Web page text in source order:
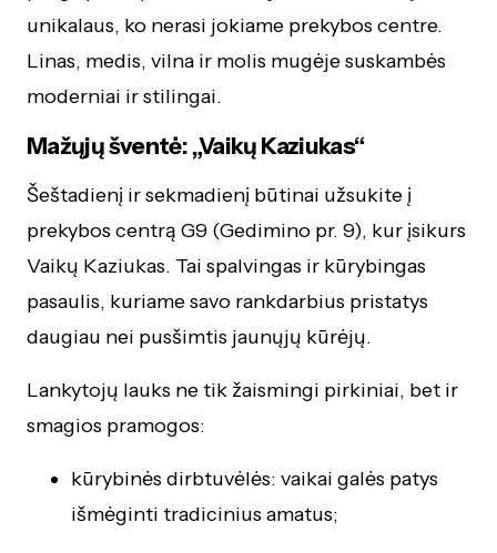
unikalaus, ko nerasi jokiame prekybos centre.
Linas, medis, vilna ir molis mugėje suskambės
moderniai ir stilingai.
Mažųjų šventė: „Vaikų Kaziukas“
Šeštadienį ir sekmadienį būtinai užsukite į
prekybos centrą G9 (Gedimino pr. 9), kur įsikurs
Vaikų Kaziukas. Tai spalvingas ir kūrybingas
pasaulis, kuriame savo rankdarbius pristatys
daugiau nei pusšimtis jaunųjų kūrėjų.
Lankytojų lauks ne tik žaismingi pirkiniai, bet ir
smagios pramogos:
kūrybinės dirbtuvėlės: vaikai galės patys
išmėginti tradicinius amatus;